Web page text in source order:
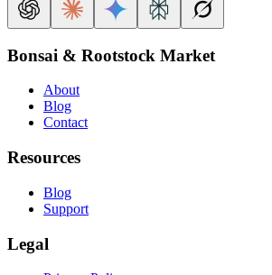
Bonsai & Rootstock Market
About
Blog
Contact
Resources
Blog
Support
Legal